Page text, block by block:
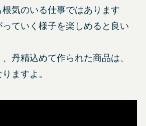
気のいる仕事ではあります
ていく様子を楽しめると良い
丹精込めて作られた商品は、
ますよ。